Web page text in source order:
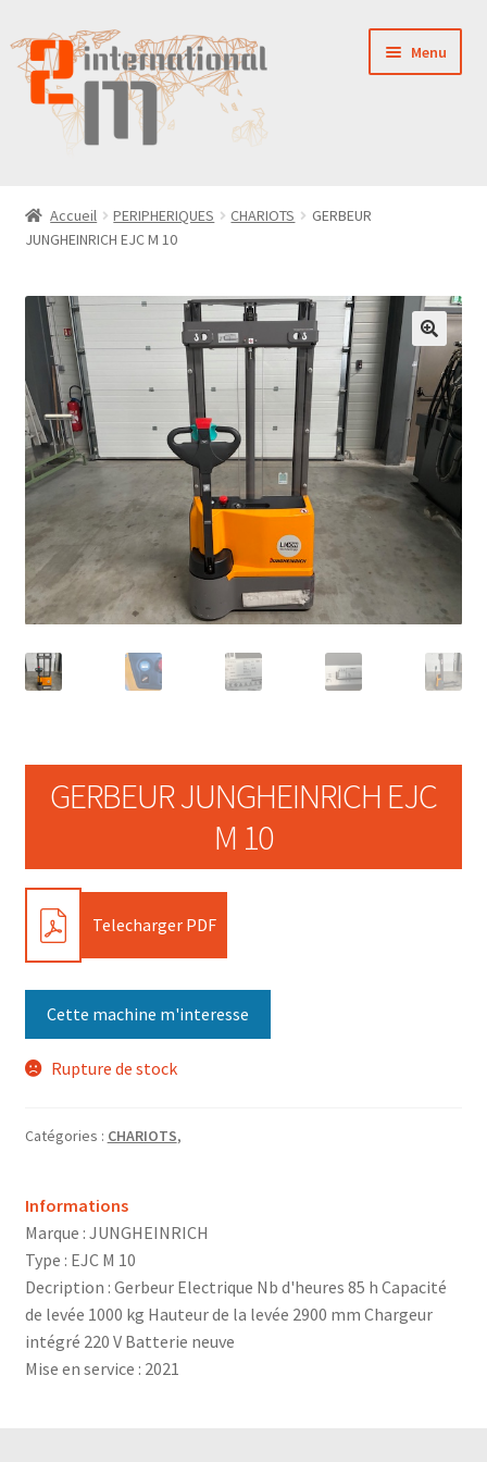
Aller
à
la
navigation
Aller
au
contenu
Menu
NOUVEAUTÉS
VENTES
PIÈCES DÉTACHÉES
CONTACT
Accueil PERIPHERIQUES CHARIOTS
GERBEUR
JUNGHEINRICH EJC M 10
GERBEUR JUNGHEINRICH EJC
M 10
PDF Telecharger PDF
Cette machine m'interesse
Rupture de stock
Catégories : CHARIOTS,
Informations
Marque : JUNGHEINRICH
Type : EJC M 10
Decription : Gerbeur Electrique Nb d'heures 85 h Capacité
de levée 1000 kg Hauteur de la levée 2900 mm Chargeur
intégré 220 V Batterie neuve
Mise en service : 2021